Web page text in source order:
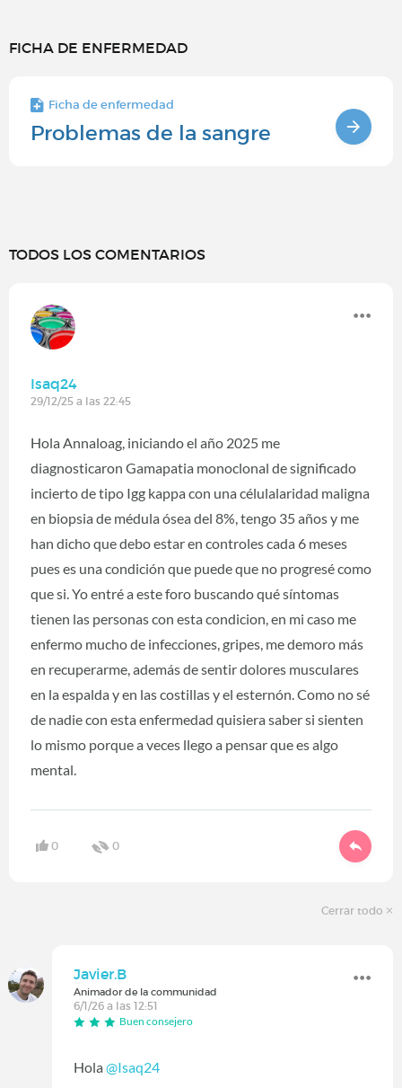
FICHA DE ENFERMEDAD
Ficha de enfermedad
Problemas de la sangre
TODOS LOS COMENTARIOS
Isaq24
29/12/25 a las 22:45
Hola Annaloag, iniciando el año 2025 me
diagnosticaron Gamapatia monoclonal de significado
incierto de tipo Igg kappa con una célulalaridad maligna
en biopsia de médula ósea del 8%, tengo 35 años y me
han dicho que debo estar en controles cada 6 meses
pues es una condición que puede que no progresé como
que si. Yo entré a este foro buscando qué síntomas
tienen las personas con esta condicion, en mi caso me
enfermo mucho de infecciones, gripes, me demoro más
en recuperarme, además de sentir dolores musculares
en la espalda y en las costillas y el esternón. Como no sé
de nadie con esta enfermedad quisiera saber si sienten
lo mismo porque a veces llego a pensar que es algo
mental.
0 0
Cerrar todo
Javier.B
Animador de la communidad
6/1/26 a las 12:51
Buen consejero
Hola @Isaq24